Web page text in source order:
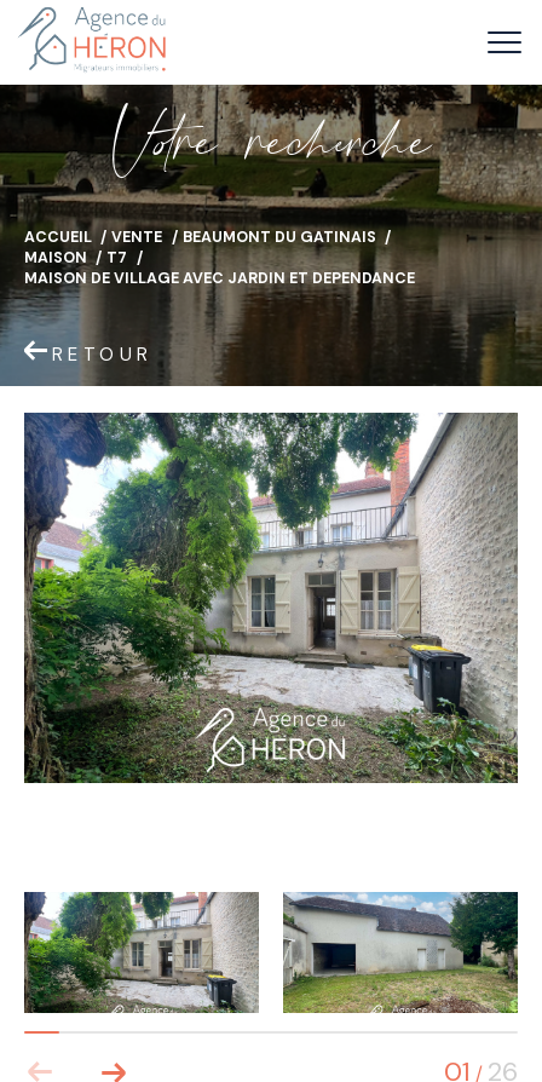
Vore recece
ACCUEIL VENTE
BEAUMONT DU GATINAIS
MAISON
T7
MAISON DE VILLAGE AVEC JARDIN ET DEPENDANCE
RETOUR
01 / 26